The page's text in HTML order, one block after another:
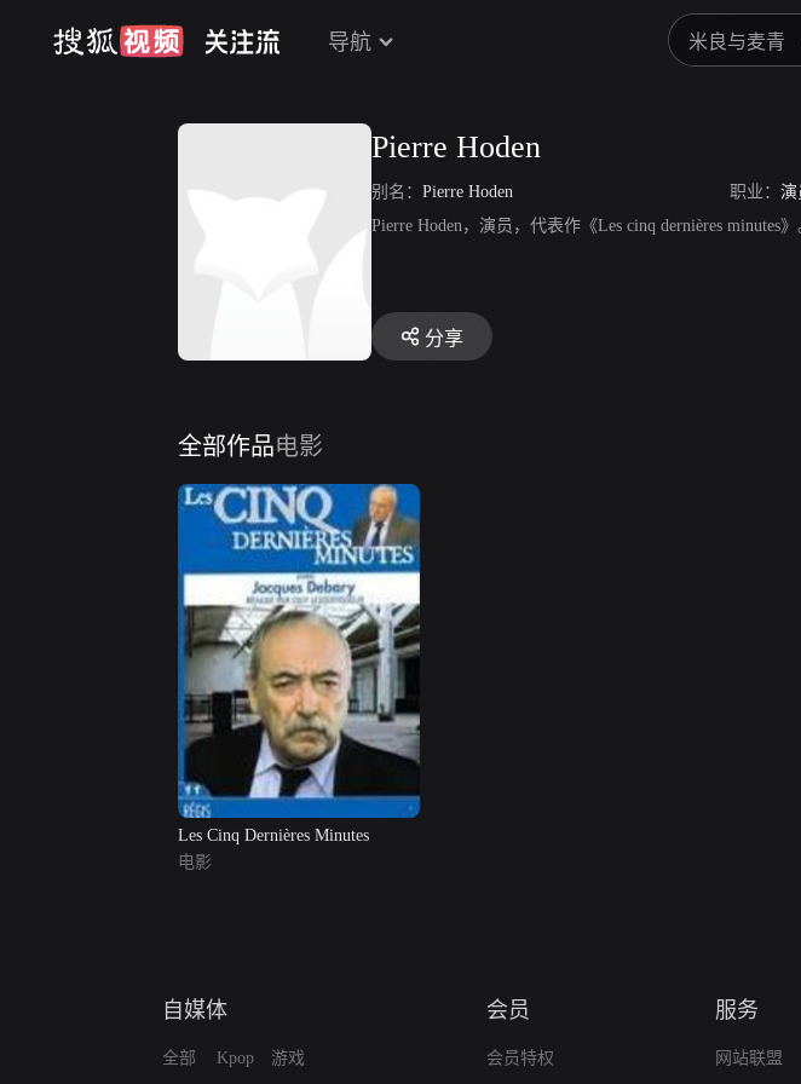
导航
Pierre Hoden
别名： Pierre Hoden 职业： 演
Pierre Hoden，演员，代表作《Les cinq dernières minutes》
分享
全部作品电影
Les Cinq Dernières Minutes
电影
自媒体
全部 Kpop 游戏
会员
会员特权
服务
网站联盟